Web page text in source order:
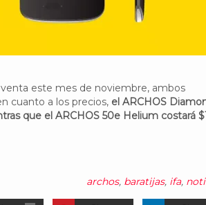
este mes de noviembre, ambos
cuanto a los precios, el ARCHOS
que el ARCHOS 50e Helium costará
archos, baratijas, ifa,